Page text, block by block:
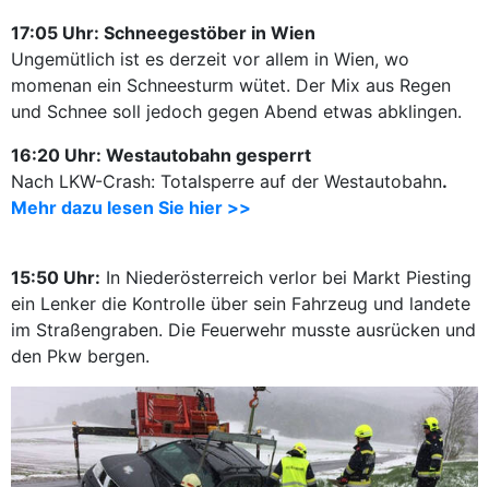
17:05 Uhr: Schneegestöber in Wien
Ungemütlich ist es derzeit vor allem in Wien, wo
momenan ein Schneesturm wütet. Der Mix aus Regen
und Schnee soll jedoch gegen Abend etwas abklingen.
16:20 Uhr: Westautobahn gesperrt
Nach LKW-Crash: Totalsperre auf der Westautobahn.
Mehr dazu lesen Sie hier >>
15:50 Uhr: In Niederösterreich verlor bei Markt Piesting
ein Lenker die Kontrolle über sein Fahrzeug und landete
im Straßengraben. Die Feuerwehr musste ausrücken und
den Pkw bergen.